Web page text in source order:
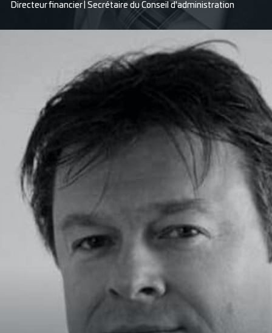
Directeur financier | Secrétaire du Conseil d'administration